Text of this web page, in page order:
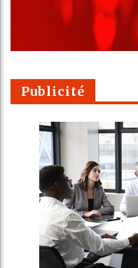
Publicité